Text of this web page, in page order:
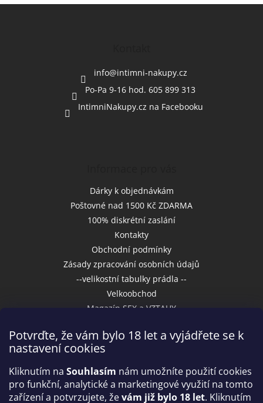
Potvrďte, že vám bylo 18 let a vyjádřete se k
nastavení cookies
Kliknutím na Souhlasím nám umožníte použití cookies
pro funkční, analytické a marketingové využití na tomto
zařízení a potvrzujete, ževám již bylo 18 let. Kliknutím
info@intimni-nakupy.cz
Po-Pa 9-16 hod. 605 899 313
IntimniNakupy.cz na Facebooku
Dárky k objednávkám
Poštovné nad 1500 Kč ZDARMA
100% diskrétní zaslání
Kontakty
Obchodní podmínky
Zásady zpracování osobních údajů
--velikostní tabulky prádla --
Velkoobchod
Magazín SEX a VZTAHY
Přijímáme online platby